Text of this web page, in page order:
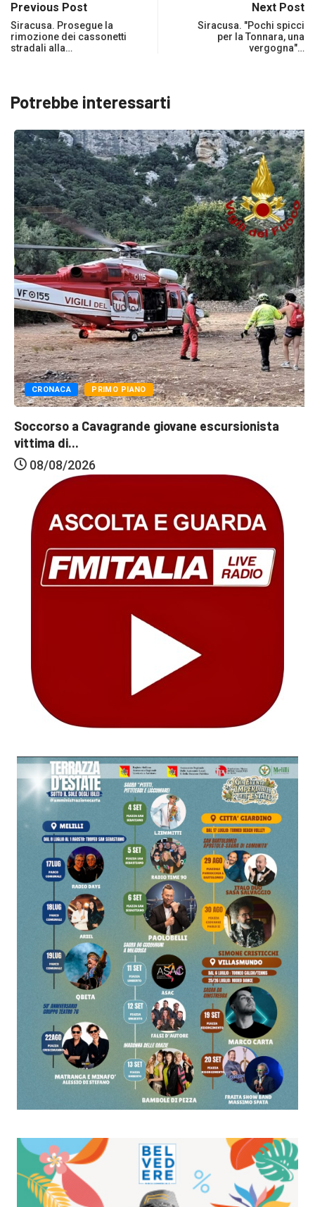
Previous Post
Siracusa. Prosegue la
rimozione dei cassonetti
stradali alla…
Next Post
Siracusa. "Pochi spicci
per la Tonnara, una
vergogna"…
Potrebbe interessarti
CRONACA PRIMO PIANO
Soccorso a Cavagrande giovane escursionista
vittima di...
08/08/2026